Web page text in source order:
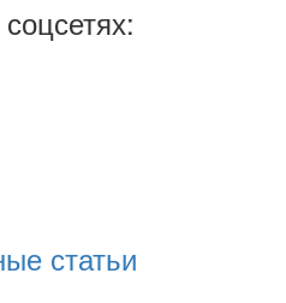
статьи